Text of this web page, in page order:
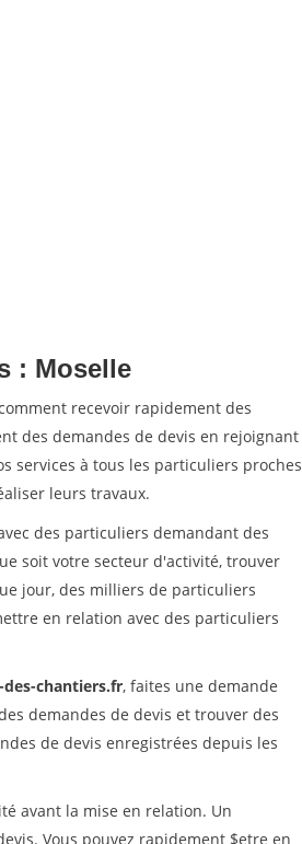
: Moselle
recevoir rapidement des
des demandes de devis en rejoignant
services à tous les particuliers proches
leurs travaux.
des particuliers demandant des
soit votre secteur d'activité, trouver
jour, des milliers de particuliers
en relation avec des particuliers
chantiers.fr, faites une demande
demandes de devis et trouver des
de devis enregistrées depuis les
avant la mise en relation. Un
Vous pouvez rapidement $etre en